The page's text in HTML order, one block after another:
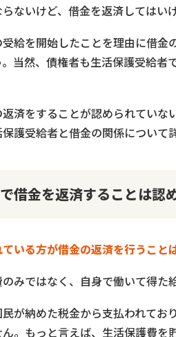
ないけど、借金を返済してはい
給を開始したことを理由に借
当然、債権者も生活保護受給
済をすることが認められてい
護受給者と借金の関係について
借金を返済することは認
いる方が借金の返済を行うこと
みではなく、自身で働いて得た
が納めた税金から支払われて
。もっと言えば、生活保護費を